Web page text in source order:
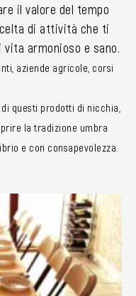
il valore del tempo
di attività che ti
armonioso e sano.
aziende agricole, corsi
questi prodotti di nicchia,
la tradizione umbra
e con consapevolezza.